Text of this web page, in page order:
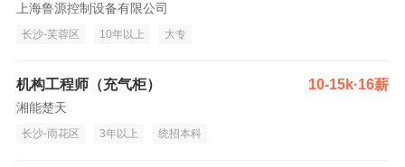
上海鲁源控制设备有限公司
长沙-芙蓉区 10年以上 大专
机构工程师（充气柜） 10-15k·16薪
湘能楚天
长沙-雨花区 3年以上 统招本科